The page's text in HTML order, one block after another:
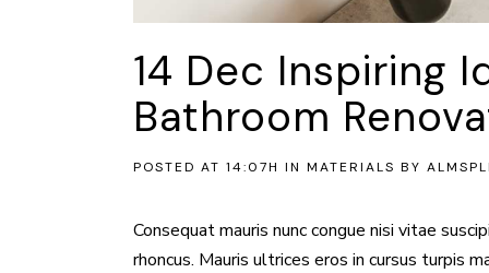
14 Dec Inspiring
Bathroom
POSTED AT 14:07H IN MATERIALS BY
Consequat mauris nunc congue nisi vitae
rhoncus. Mauris ultrices eros in cursus turpis